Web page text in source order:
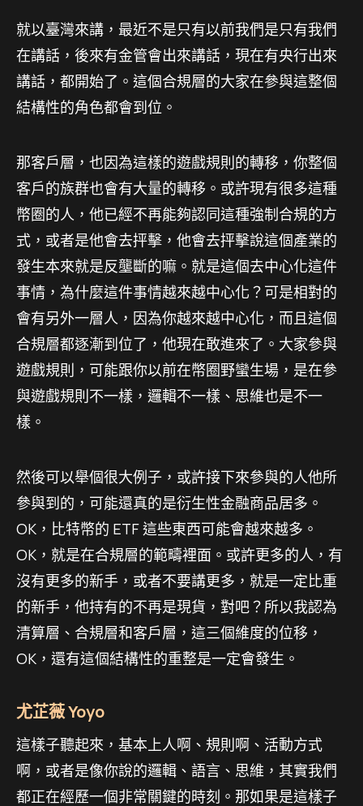
就以臺灣來講，最近不是只有以前我們是只有我們
在講話，後來有金管會出來講話，現在有央行出來
講話，都開始了。這個合規層的大家在參與這整個
結構性的角色都會到位。
那客戶層，也因為這樣的遊戲規則的轉移，你整個
客戶的族群也會有大量的轉移。或許現有很多這種
幣圈的人，他已經不再能夠認同這種強制合規的方
式，或者是他會去抨擊，他會去抨擊說這個產業的
發生本來就是反壟斷的嘛。就是這個去中心化這件
事情，為什麼這件事情越來越中心化？可是相對的
會有另外一層人，因為你越來越中心化，而且這個
合規層都逐漸到位了，他現在敢進來了。大家參與
遊戲規則，可能跟你以前在幣圈野蠻生場，是在參
與遊戲規則不一樣，邏輯不一樣、思維也是不一
樣。
然後可以舉個很大例子，或許接下來參與的人他所
參與到的，可能還真的是衍生性金融商品居多。
OK，比特幣的 ETF 這些東西可能會越來越多。
OK，就是在合規層的範疇裡面。或許更多的人，有
沒有更多的新手，或者不要講更多，就是一定比重
的新手，他持有的不再是現貨，對吧？所以我認為
清算層、合規層和客戶層，這三個維度的位移，
OK，還有這個結構性的重整是一定會發生。
尤芷薇 Yoyo
這樣子聽起來，基本上人啊、規則啊、活動方式
啊，或者是像你說的邏輯、語言、思維，其實我們
都正在經歷一個非常關鍵的時刻。那如果是這樣子